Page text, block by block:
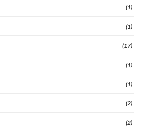
(1)
(1)
(17)
(1)
(1)
(2)
(2)